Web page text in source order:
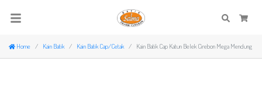
SearchCart
Home Kain Batik Kain Batik Cap/Cetak Kain Batik Cap Katun Belek Cirebon Mega Mendung